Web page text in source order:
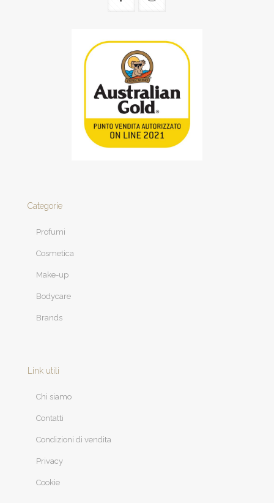
Categorie
Profumi
Cosmetica
Make-up
Bodycare
Brands
Link utili
Chi siamo
Contatti
Condizioni di vendita
Privacy
Cookie